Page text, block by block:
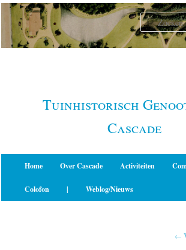
Spring
naar
primaire
Tuinhistorisch
Cascade
Home Over Cascade Activiteiten
Colofon | Weblog/Nieuws
←